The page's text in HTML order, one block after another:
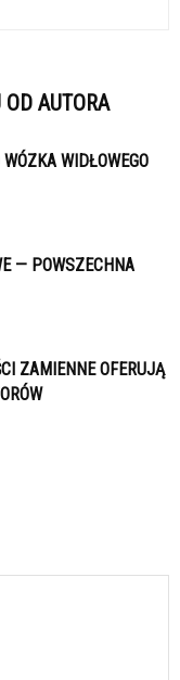
AUTORA
WIDŁOWEGO
— POWSZECHNA
ZAMIENNE OFERUJĄ